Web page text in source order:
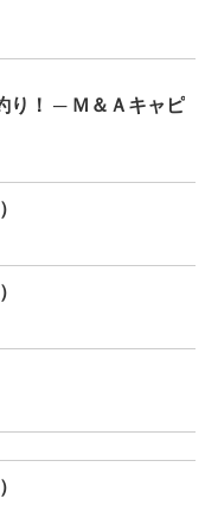
り！ ─ Ｍ＆Ａキャピ